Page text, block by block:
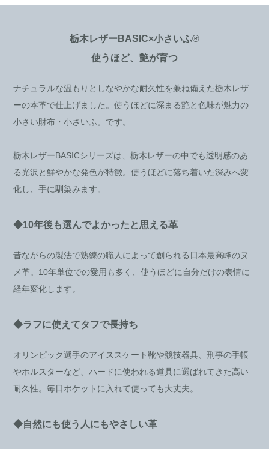
栃木レザーBASIC×小さいふ®
使うほど、艶が育つ
ナチュラルな温もりとしなやかな耐久性を兼ね備えた栃木レザ
ーの本革で仕上げました。使うほどに深まる艶と色味が魅力の
小さい財布・小さいふ。です。
栃木レザーBASICシリーズは、栃木レザーの中でも透明感のあ
る光沢と鮮やかな発色が特徴。使うほどに落ち着いた深みへ変
化し、手に馴染みます。
◆10年後も選んでよかったと思える革
昔ながらの製法で熟練の職人によって創られる日本最高峰のヌ
メ革。10年単位での愛用も多く、使うほどに自分だけの表情に
経年変化します。
◆ラフに使えてタフで長持ち
オリンピック選手のアイススケート靴や競技器具、刑事の手帳
やホルスターなど、ハードに使われる道具に選ばれてきた高い
耐久性。毎日ポケットに入れて使っても大丈夫。
◆自然にも使う人にもやさしい革